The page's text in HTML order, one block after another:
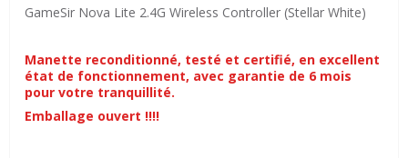
GameSir Nova Lite 2.4G Wireless Controller (Stellar White)
Manette reconditionné, testé et certifié, en excellent
état de fonctionnement, avec garantie de 6 mois
pour votre tranquillité.
Emballage ouvert !!!!